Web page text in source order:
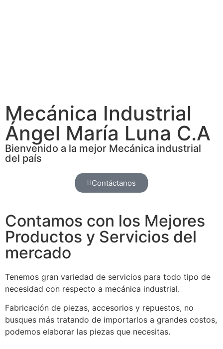
Mecánica Industrial
Ángel María Luna C.A
Bienvenido a la mejor Mecánica industrial
del país
Contáctanos
Contamos con los Mejores
Productos y Servicios del
mercado
Tenemos gran variedad de servicios para todo tipo de
necesidad con respecto a mecánica industrial.
Fabricación de piezas, accesorios y repuestos, no
busques más tratando de importarlos a grandes costos,
podemos elaborar las piezas que necesitas.